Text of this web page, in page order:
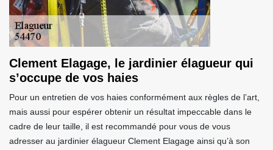
Clement Elagage, le jardinier élagueur qui
s’occupe de vos haies
Pour un entretien de vos haies conformément aux règles de l’art,
mais aussi pour espérer obtenir un résultat impeccable dans le
cadre de leur taille, il est recommandé pour vous de vous
adresser au jardinier élagueur Clement Elagage ainsi qu’à son